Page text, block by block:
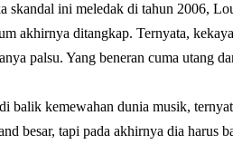
skandal ini meledak di tahun 2006,
akhirnya ditangkap. Ternyata,
palsu. Yang beneran cuma utang
balik kemewahan dunia musik,
besar, tapi pada akhirnya dia harus